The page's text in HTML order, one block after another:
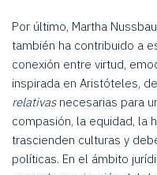
Por último, Martha
también ha contribuido a
conexión entre virtud,
inspirada en Aristóteles,
relativasnecesarias para
compasión, la equidad, la
trascienden culturas y
políticas. En el ámbito